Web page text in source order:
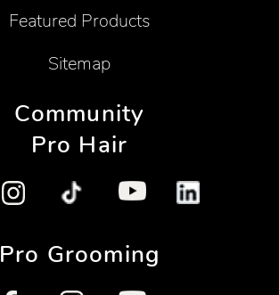
Featured Products
Sitemap
Community
Pro Hair
Pro Grooming